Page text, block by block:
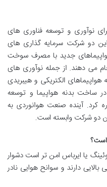
نوآوری و توسعه فناوری های
دو شرکت سرمایه گذاری های
جدید با مصرف سوخت
می دهند. از جمله نوآوری های
الکتریکی و هیبریدی
در ساخت بدنه هواپیما و توسعه
کرد. آینده صنعت هوانوردی به
دو شرکت وابسته است.
است؟
یا ایرباس امن تر است دشوار
دارند و سوانح هوایی نادر